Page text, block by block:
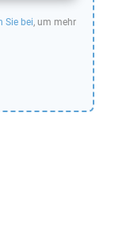
Sie bei, um mehr